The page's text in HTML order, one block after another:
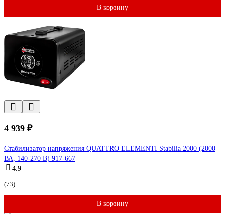
В корзину
4 939 ₽
Стабилизатор напряжения QUATTRO ELEMENTI Stabilia 2000 (2000
ВА, 140-270 В) 917-667
4.9
(73)
В корзину